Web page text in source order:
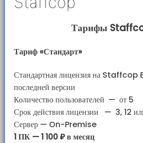
Тарифы
Тариф «Стандарт»
Стандартная лицензия на
последней версии
Количество пользователей — от 5
Срок действия лицензии
— 3, 12
Сервер — On-Premise
1 ПК — 1 100 ₽ в месяц